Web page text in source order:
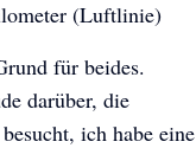
(Luftlinie)
für beides.
darüber, die
ich habe eine